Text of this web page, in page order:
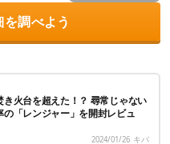
調べよう
き火台を超えた！？ 尋常じゃない
の「レンジャー」を開封レビュ
2024/01/26 キバ